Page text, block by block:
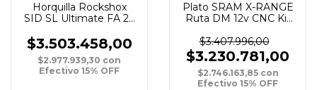
Horquilla Rockshox
SID SL Ultimate FA 29
Tapered 3P Crown A
S/Remote
$3.503.458,00
$2.977.939,30 con
Efectivo 15% OFF
Plato SRAM X-RANGE
Ruta DM 12v CNC Kit
GREY
$3.407.996,00
$3.230.781,00
$2.746.163,85 con
Efectivo 15% OFF